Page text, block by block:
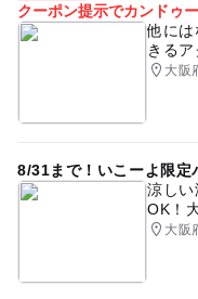
クーポン提示でカンドゥ
他には
きる
大阪
8/31まで！いこーよ限定
涼しい
OK！
大阪